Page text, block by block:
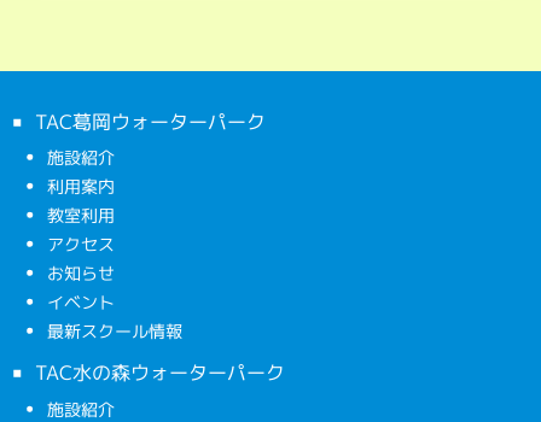
TAC葛岡ウォーターパーク
施設紹介
利用案内
教室利用
アクセス
お知らせ
イベント
最新スクール情報
TAC水の森ウォーターパーク
施設紹介